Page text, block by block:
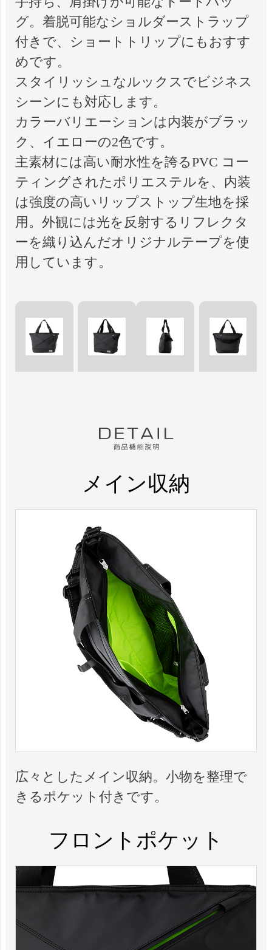
グ。着脱可能なショルダーストラップ
付きで、ショートトリップにもおすす
めです。
スタイリッシュなルックスでビジネス
シーンにも対応します。
カラーバリエーションは内装がブラッ
ク、イエローの2色です。
主素材には高い耐水性を誇るPVC コー
ティングされたポリエステルを、内装
は強度の高いリップストップ生地を採
用。外観には光を反射するリフレクタ
ーを織り込んだオリジナルテープを使
用しています。
メイン収納
広々としたメイン収納。小物を整理で
きるポケット付きです。
フロントポケット